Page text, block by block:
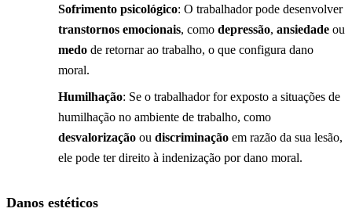
Sofrimento psicológico: O trabalhador pode desenvolver
transtornos emocionais, como depressão, ansiedade ou
medo de retornar ao trabalho, o que configura dano
moral.
Humilhação: Se o trabalhador for exposto a situações de
humilhação no ambiente de trabalho, como
desvalorização ou discriminação em razão da sua lesão,
ele pode ter direito à indenização por dano moral.
Danos estéticos